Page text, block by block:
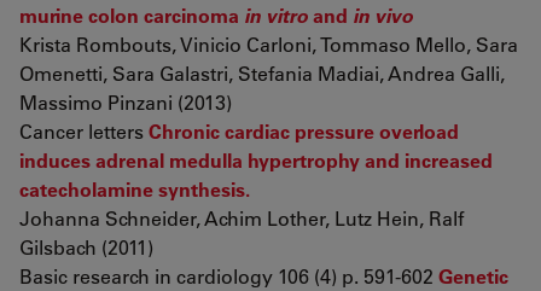
murine colon carcinoma in vitroand in vivo
Krista Rombouts, Vinicio Carloni, Tommaso Mello, Sara
Omenetti, Sara Galastri, Stefania Madiai, Andrea Galli,
Massimo Pinzani (2013)
Cancer lettersChronic cardiac pressure overload
induces adrenal medulla hypertrophy and increased
catecholamine synthesis.
Johanna Schneider, Achim Lother, Lutz Hein, Ralf
Gilsbach (2011)
Basic research in cardiology 106 (4) p. 591-602 Genetic